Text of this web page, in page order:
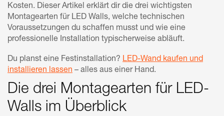
Kosten. Dieser Artikel erklärt dir die drei wichtigsten
Montagearten für LED Walls, welche technischen
Voraussetzungen du schaffen musst und wie eine
professionelle Installation typischerweise abläuft.
Du planst eine Festinstallation? LED-Wand kaufen und
installieren lassen – alles aus einer Hand.
Die drei Montagearten für LED-
Walls im Überblick